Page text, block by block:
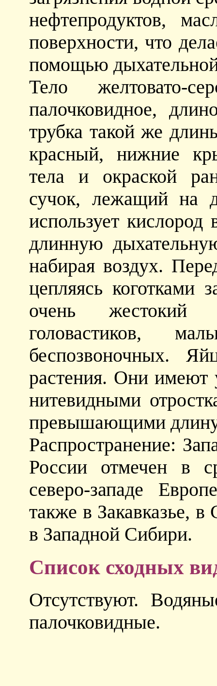
нефтепродуктов,
поверхности, что
помощью
Тело желтовато-
палочковидное,
трубка такой же
красный, нижние
тела и окраской
сучок, лежащий на
использует кислород
длинную
набирая воздух.
цепляясь коготками
очень жестокий
головастиков,
беспозвоночных.
растения. Они
нитевидными
превышающими
Распространение:
России отмечен в
северо-западе
также в Закавказье,
в Западной Сибири.
Список сходных
Отсутствуют.
палочковидные.